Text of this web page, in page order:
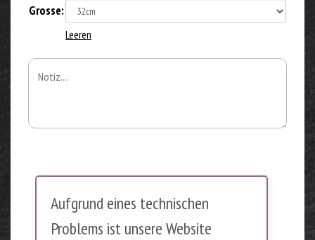
Grosse:
Leeren
Aufgrund eines technischen
Problems ist unsere Website